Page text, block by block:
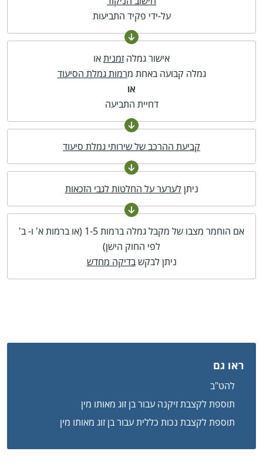
על-ידי פקיד התביעות
אישור גמלה זמניתאו
גמלה קבועה באחת מרמות גמלת הסיעוד
או
דחיית התביעה
קביעת ההרכב של שירותי גמלת סיעוד
ניתןלערער על החלטות לגבי הזכאות
אם הוחמר מצבו של מקבל גמלה ברמות 1-5 (או ברמות א' ו- ב'
לפי החוק הישן)
ניתן לבקשבדיקה מחדש
ראו גם
להט"ב
תוספת לקצבת זיקנה עבור בן זוג מאותו מין
תוספת לקצבת נכות כללית עבור בן זוג מאותו מין